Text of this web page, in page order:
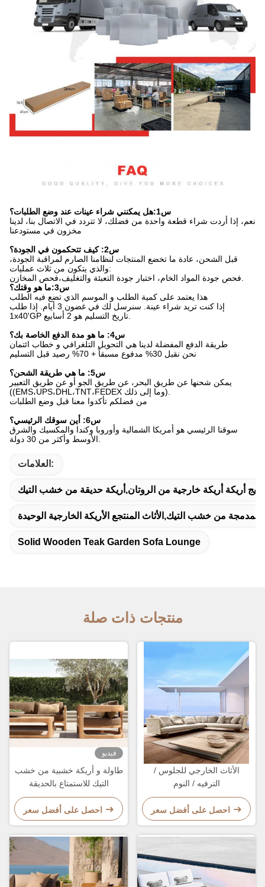
س1:هل يمكنني شراء عينات عند وضع الطلبات؟
نعم، إذا أردت شراء قطعة واحدة من فضلك، لا تتردد في الاتصال بنا، لدينا
مخزون في مستودعنا
س2: كيف تتحكمون في الجودة؟
قبل الشحن، عادة ما تخضع المنتجات لنظامنا الصارم لمراقبة الجودة،
والذي يتكون من ثلاث عمليات:
فحص جودة المواد الخام، اختبار جودة التعبئة والتغليف،فحص المخازن.
س3:ما هو وقتك؟
هذا يعتمد على كمية الطلب و الموسم الذي تضع فيه الطلب
إذا كنت تريد شراء عينة. سنرسل لك في غضون 3 أيام. إذا طلب
1x40'GP تاريخ التسليم هو 2 أسابيع.
س4: ما هو مدة الدفع الخاصة بك؟
طريقة الدفع المفضلة لدينا هي التحويل التلغرافي و خطاب ائتمان
نحن نقبل 30% مدفوع مسبقاً + 70% رصيد قبل التسليم
س5: ما هي طريقة الشحن؟
يمكن شحنها عن طريق البحر، عن طريق الجو أو عن طريق التعبير
((EMS،UPS،DHL،TNT،FEDEX وما إلى ذلك).
من فضلكم تأكدوا معنا قبل وضع الطلبات
س6: أين سوقك الرئيسي؟
سوقنا الرئيسي هو أمريكا الشمالية وأوروبا وكندا والمكسيك والشرق
الأوسط وأكثر من 30 دولة.
العلامات:
أريكة أريكة خارجية من الروتان,أريكة حديقة من خشب التيك
من خشب التيك,الأثاث المنتجع الأريكة الخارجية الوحيدة
Solid Wooden Teak Garden Sofa Lounge
منتجات ذات صلة
فيديو
طاولة و أريكة خشبية من خشب
التيك للاستمتاع بالحديقة
احصل على أفضل سعر
الأثاث الخارجي للجلوس /
الترفيه / النوم
احصل على أفضل سعر